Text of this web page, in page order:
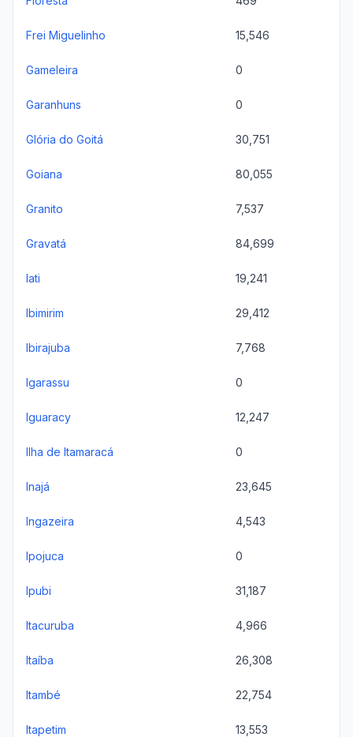
Frei Miguelinho 15,546
Gameleira 0
Garanhuns 0
Glória do Goitá 30,751
Goiana 80,055
Granito 7,537
Gravatá 84,699
Iati 19,241
Ibimirim 29,412
Ibirajuba 7,768
Igarassu 0
Iguaracy 12,247
Ilha de Itamaracá 0
Inajá 23,645
Ingazeira 4,543
Ipojuca 0
Ipubi 31,187
Itacuruba 4,966
Itaíba 26,308
Itambé 22,754
Itapetim 13,553